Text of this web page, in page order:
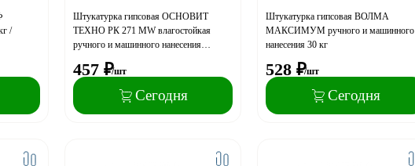
/
Штукатурка гипсовая ОСНОВИТ
ТЕХНО РК 271 МW влагостойкая
ручного и машинного нанесения
457 ₽/шт
Сегодня
Штукатурка гипсовая ВОЛМА
МАКСИМУМ ручного и машинного
нанесения 30 кг
528 ₽/шт
Сегодня